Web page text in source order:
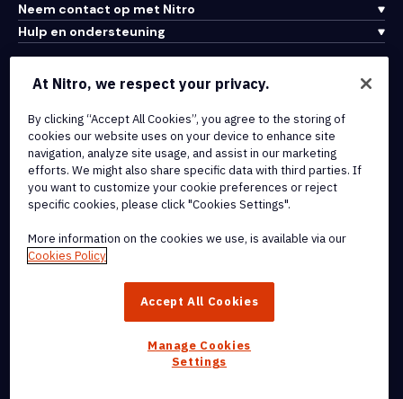
Neem contact op met Nitro
Hulp en ondersteuning
Integraties en API-connectiviteit
Cookiebeleid
Copyrightbeleid
Alle voorwaarden en beleidsmaatregelen
© 2026 Nitro Software, Inc. Inc. Alle rechten voorbehouden.
Nitro, het Nitro-logo, Nitro Productivity Platform, Nitro PDF Pro, Nitro
dochterondernemingen in de Verenigde Staten en/of andere
At Nitro, we respect your privacy.
By clicking “Accept All Cookies”, you agree to the storing of
cookies our website uses on your device to enhance site
navigation, analyze site usage, and assist in our marketing
efforts. We might also share specific data with third parties. If
you want to customize your cookie preferences or reject
specific cookies, please click "Cookies Settings".
More information on the cookies we use, is available via our
Cookies Policy
Accept All Cookies
Manage Cookies
Settings